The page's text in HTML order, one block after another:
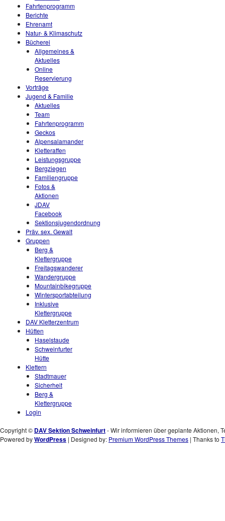
Fahrtenprogramm
Berichte
Ehrenamt
Natur- & Klimaschutz
Bücherei
Allgemeines &
Aktuelles
Online
Reservierung
Vorträge
Jugend & Familie
Aktuelles
Team
Fahrtenprogramm
Geckos
Alpensalamander
Kletteraffen
Leistungsgruppe
Bergziegen
Familiengruppe
Fotos &
Aktionen
JDAV
Facebook
Sektionsjugendordnung
Präv. sex. Gewalt
Gruppen
Berg &
Klettergruppe
Freitagswanderer
Wandergruppe
Mountainbikegruppe
Wintersportabteilung
Inklusive
Klettergruppe
DAV Kletterzentrum
Hütten
Haselstaude
Schweinfurter
Hütte
Klettern
Stadtmauer
Sicherheit
Berg &
Klettergruppe
Login
Copyright © DAV Sektion Schweinfurt- Wir informieren über geplante Aktionen,
Powered byWordPress | Designed by: Premium WordPress Themes | Thanks to